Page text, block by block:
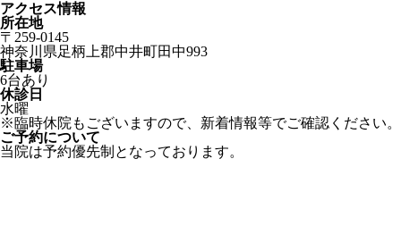
アクセス情報
所在地
〒259-0145
神奈川県足柄上郡中井町田中993
駐車場
6台あり
休診日
水曜
※臨時休院もございますので、新着情報等でご確認ください。
ご予約について
当院は予約優先制となっております。